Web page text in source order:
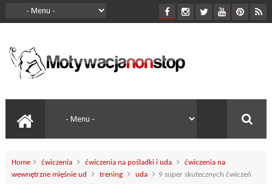
Home ćwiczenia ćwiczenia na pośladki i uda
ćwiczenia na
wewnętrzne mięśnie ud
trening uda
9 super skutecznych ćwiczeń